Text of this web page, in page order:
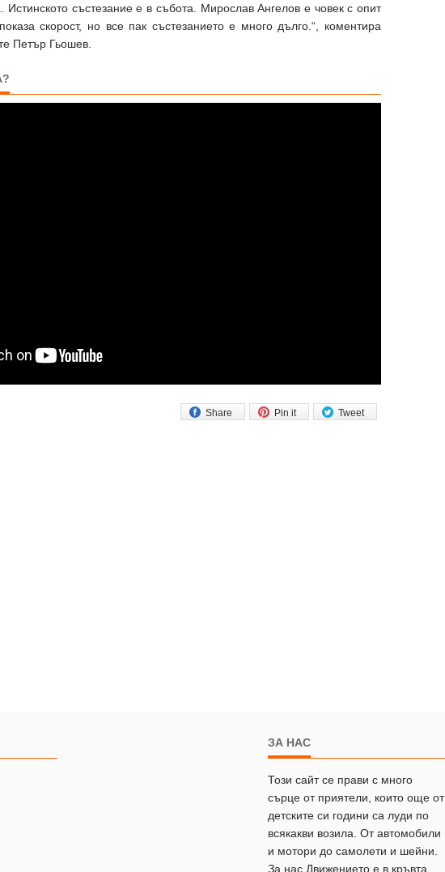
Истинското състезание е в събота. Мирослав Ангелов е човек с опит
скорост, но все пак състезанието е много дълго.“, коментира
Петър Гьошев.
Tweet
Pin it
Share
ЗА НАС
Този сайт се прави с много
сърце от приятели, които още от
детските си години са луди по
всякакви возила. От автомобили
и мотори до самолети и шейни.
За нас Движението е в кръвта